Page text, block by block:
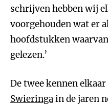
schrijven hebben wij
voorgehouden wat er
hoofdstukken
gelezen.’
De twee kennen
Swieringain de jaren